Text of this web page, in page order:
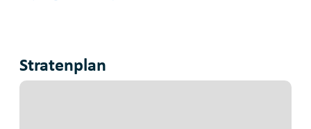
Stratenplan